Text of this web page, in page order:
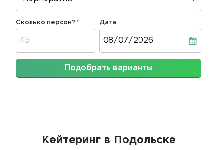
Сколько персон? Дата
Подобрать варианты
Кейтеринг в Подольске